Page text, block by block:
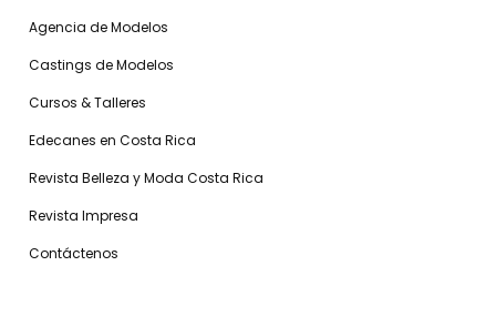
Agencia de Modelos
Castings de Modelos
Cursos & Talleres
Edecanes en Costa Rica
Revista Belleza y Moda Costa Rica
Revista Impresa
Contáctenos